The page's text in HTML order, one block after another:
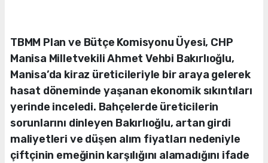
TBMM Plan ve Bütçe Komisyonu Üyesi, CHP
Manisa Milletvekili Ahmet Vehbi Bakırlıoğlu,
Manisa’da kiraz üreticileriyle bir araya gelerek
hasat döneminde yaşanan ekonomik sıkıntıları
yerinde inceledi. Bahçelerde üreticilerin
sorunlarını dinleyen Bakırlıoğlu, artan girdi
maliyetleri ve düşen alım fiyatları nedeniyle
çiftçinin emeğinin karşılığını alamadığını ifade